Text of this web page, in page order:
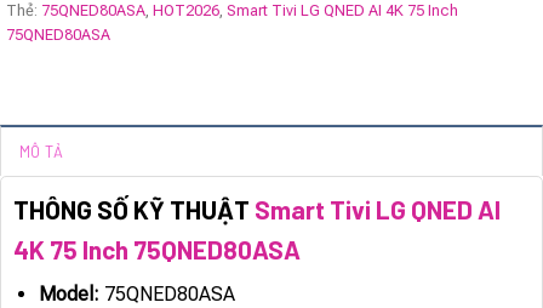
Thẻ: 75QNED80ASA, HOT2026, Smart Tivi LG QNED AI 4K 75 Inch
75QNED80ASA
MÔ TẢ
THÔNG SỐ KỸ THUẬT Smart Tivi LG QNED AI
4K 75 Inch 75QNED80ASA
Model: 75QNED80ASA